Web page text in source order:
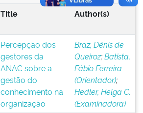
Title Author(s)
Percepção dos
gestores da
ANAC sobre a
gestão do
conhecimento na
organização
Braz, Dênis de
Queiroz;Batista,
Fábio Ferreira
(Orientador);
Hedler, Helga C.
(Examinadora)